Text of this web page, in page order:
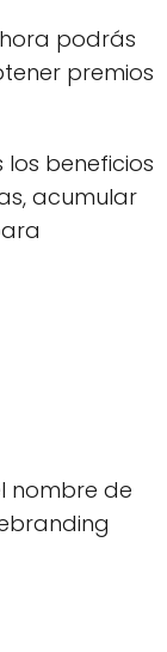
podrás
premios
beneficios
acumular
nombre de